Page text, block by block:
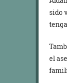
sido
el